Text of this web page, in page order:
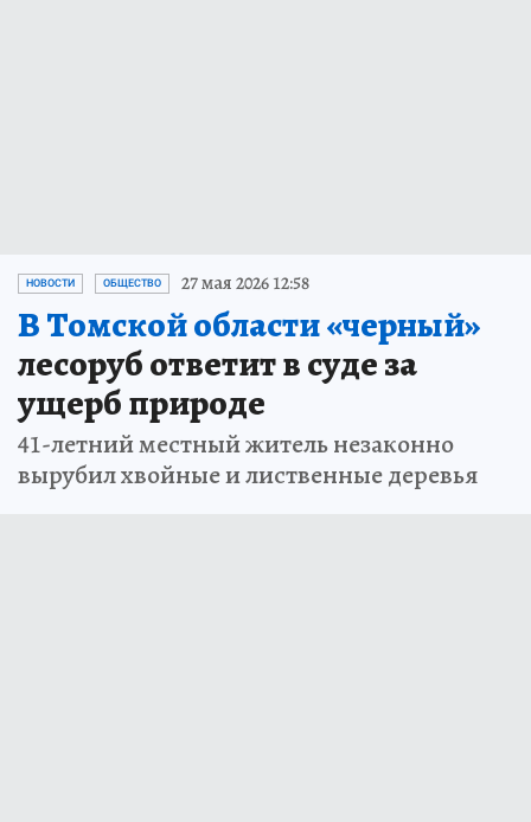
НОВОСТИ ОБЩЕСТВО 27 мая 2026 12:58
В Томской области «черный»
лесоруб ответит в суде за
ущерб природе
41-летний местный житель незаконно
вырубил хвойные и лиственные деревья